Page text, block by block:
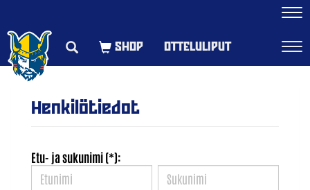
OTTELULIPUT
Henkilötiedot
Etu- ja sukunimi (*):